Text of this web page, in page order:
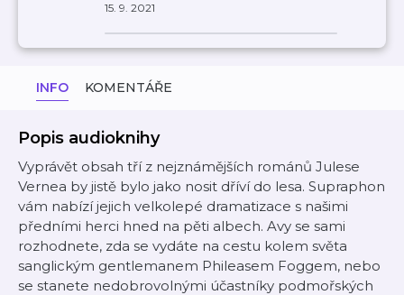
15. 9. 2021
INFO KOMENTÁŘE
Popis audioknihy
Vyprávět obsah tří z nejznámějších románů Julese
Vernea by jistě bylo jako nosit dříví do lesa. Supraphon
vám nabízí jejich velkolepé dramatizace s našimi
předními herci hned na pěti albech. Avy se sami
rozhodnete, zda se vydáte na cestu kolem světa
sanglickým gentlemanem Phileasem Foggem, nebo
se stanete nedobrovolnými účastníky podmořských